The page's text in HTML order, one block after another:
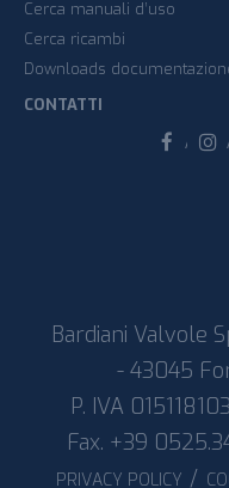
Cerca manuali d’uso
Cerca ricambi
Downloads
CONTATTI
Bardiani Valvole
- 43045
P. IVA
Fax. +39
PRIVACY POLICY /